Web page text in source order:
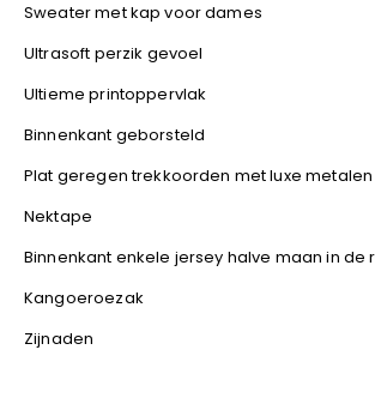
Spiro
Stanley/Stella
TowelCity
Sweater met kap voor dames
Ultrasoft perzik gevoel
Ultieme printoppervlak
Binnenkant geborsteld
Plat geregen trekkoorden met luxe
Nektape
Binnenkant enkele jersey halve maan in de
Kangoeroezak
Zijnaden